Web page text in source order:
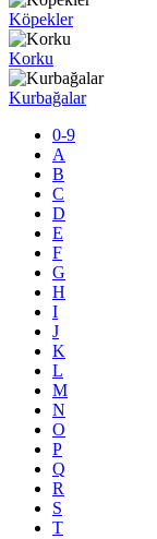
Köpekler
Korku
Kurbağalar
0-9
A
B
C
D
E
F
G
H
I
J
K
L
M
N
O
P
Q
R
S
T